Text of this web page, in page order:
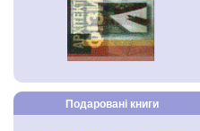
Подаровані книги